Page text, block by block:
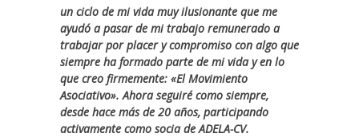
un ciclo de mi vida muy ilusionante que me
ayudó a pasar de mi trabajo remunerado a
trabajar por placer y compromiso con algo que
siempre ha formado parte de mi vida y en lo
que creo firmemente: «El Movimiento
Asociativo». Ahora seguiré como siempre,
desde hace más de 20 años, participando
activamente como socia de ADELA-CV.